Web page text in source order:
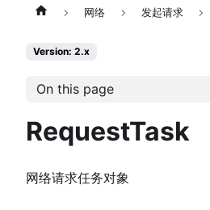
网络 发起请求
Version: 2.x
On this page
RequestTask
网络请求任务对象